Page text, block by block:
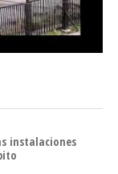
instalaciones